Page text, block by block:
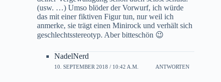
(usw. …) Umso blöder der Vorwurf, ich würde
das mit einer fiktiven Figur tun, nur weil ich
anmerke, sie trägt einen Minirock und verhält sich
geschlechtsstereotyp. Aber bitteschön 😉
NadelNerd
10. SEPTEMBER 2018 / 10:42 A.M. ANTWORTEN